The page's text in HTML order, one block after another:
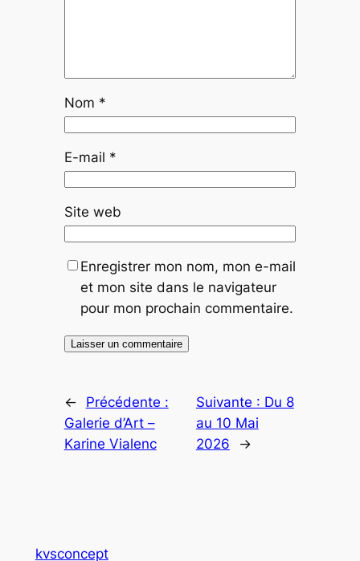
Nom *
E-mail *
Site web
Enregistrer mon nom, mon e-mail
et mon site dans le navigateur
pour mon prochain commentaire.
←
Précédente :
Galerie d’Art –
Karine Vialenc
Suivante : Du 8
au 10 Mai
2026
→
kvsconcept